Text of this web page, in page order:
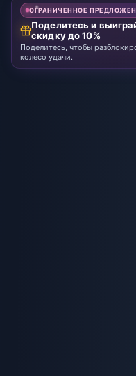
ОГРАНИЧЕННОЕ
Поделитесь и
скидку до 10%
Поделитесь, чтобы
колесо удачи.